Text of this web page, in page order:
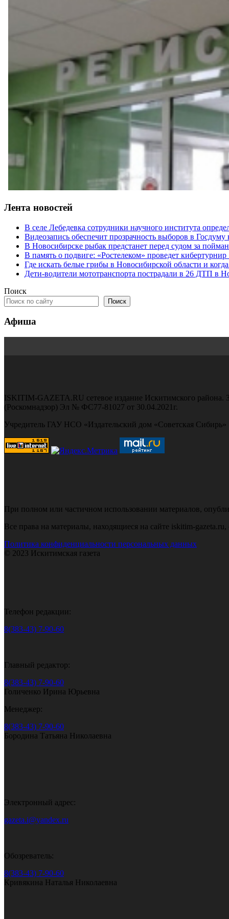
Лента новостей
В селе Лебедевка сотрудники научного института
Видеозапись обеспечит прозрачность выборов в
В Новосибирске рыбак предстанет перед судом за
В память о подвиге: «Ростелеком» проведет
Где искать белые грибы в Новосибирской области и
Дети-водители мототранспорта пострадали в 26 ДТП в
Поиск
Поиск
Афиша
ISKITIM-GAZETA.RU сетевое издание Искитимского
(Роскомнадзор) Эл № ФС77-81027 от 30.04.2021г.
Учредитель ГАУ НСО «Издательский дом «Советская Сибирь»
При полном или частичном использовании материалов,
Все права на материалы, находящиеся на сайте iskitim-
Политика конфиденциальности персональных данных
© 2023 Искитимская газета
Телефон редакции:
8(383-43) 7-90-60
Главный редактор:
8(383-43) 7-90-60
Голиченко Ирина Юрьевна
Менеджер:
8(383-43) 7-90-60
Бородина Татьяна Николаевна
Электронный адрес:
gazeta.i@yandex.ru
Обозреватель:
8(383-43) 7-90-60
Кривякина Наталья Николаевна